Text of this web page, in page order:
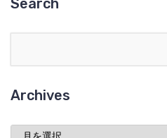
Archives
Archives